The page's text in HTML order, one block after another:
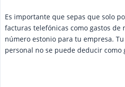
Es importante que sepas que solo
facturas telefónicas como gastos de
número estonio para tu empresa.
personal no se puede deducir como